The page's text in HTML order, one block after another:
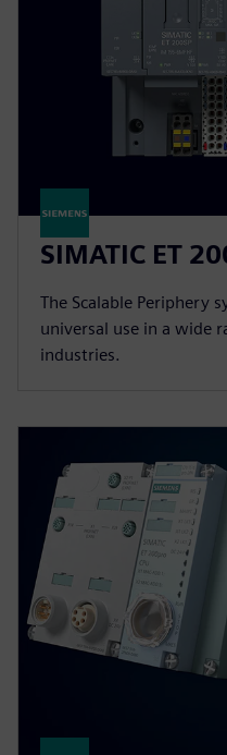
SIMATIC ET
The Scalable Periphery
universal use in a wide
industries.